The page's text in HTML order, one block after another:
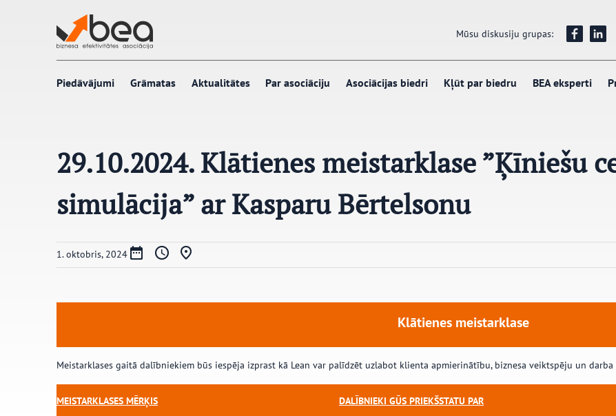
Mūsu diskusiju grupas:
Piedāvājumi Grāmatas Aktualitātes Par asociāciju Asociācijas biedri Kļūt par biedru BEA eksperti
29.10.2024. Klātienes meistarklase ”Ķīniešu
simulācija” ar Kasparu Bērtelsonu
1. oktobris, 2024
Klātienes meistarklase
Meistarklases gaitā dalībniekiem būs iespēja izprast kā Lean var palīdzēt uzlabot klienta apmierinātību, biznesa veiktspēju un
MEISTARKLASES MĒRĶIS DALĪBNIEKI GŪS PRIEKŠSTATU PAR